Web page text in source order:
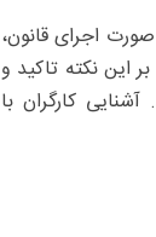
اجرای قانون،
این نکته تاکید و
کارگران با